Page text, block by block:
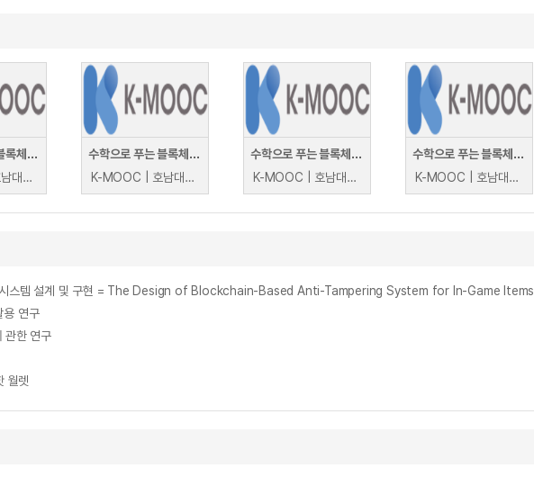
수학으로 푸는 블록체인(Blockchain solved with mathematics)
K-MOOC | 호남대학교 백란, 임성배
수학으로 푸는 블록체인(Blockchain solved with mathematics)
K-MOOC | 호남대학교 백란, 임성배
수학으로 푸는 블록체인(Blockchain solved with mathematics)
K-MOOC | 호남대학교 백란, 임성배
수학으로 푸는 블록체인(Blockchain solved with mathematics)
K-MOOC | 호남대학교 백란, 임성배
시스템 설계 및 구현 = The Design of Blockchain-Based Anti-Tampering System for In-Game Items
연구
관한 연구
월렛